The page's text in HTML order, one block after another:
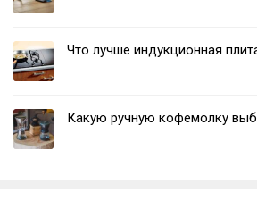
Что лучше индукционная
Какую ручную кофемолку